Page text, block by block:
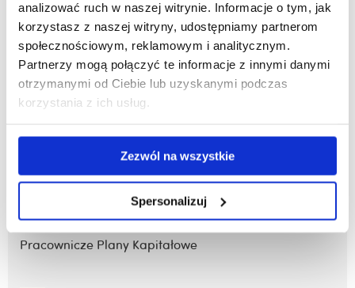
analizować ruch w naszej witrynie. Informacje o tym, jak
korzystasz z naszej witryny, udostępniamy partnerom
społecznościowym, reklamowym i analitycznym.
Partnerzy mogą połączyć te informacje z innymi danymi
otrzymanymi od Ciebie lub uzyskanymi podczas
korzystania z ich usług.
Zezwól na wszystkie
Spersonalizuj
Microsoft 365 dla pracowników
zobacz więcej
Sieć bezprzewodowa Eduroam
Pracownicze Plany Kapitałowe